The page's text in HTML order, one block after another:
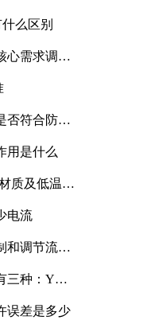
么区别
心需求调研
否符合防爆
用是什么
质及低温冲
电流
和调节流量
三种：Y
误差是多少